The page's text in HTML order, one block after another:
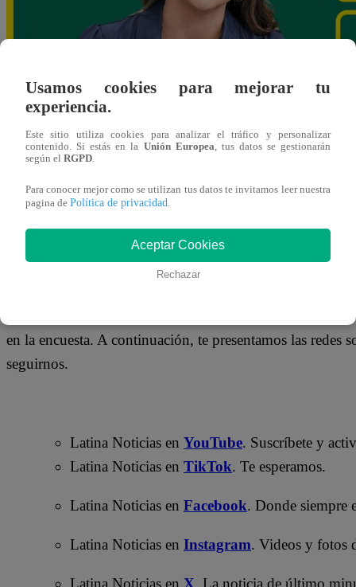
respuesta y da clic en ella para participar. Recuerda que
en la encuesta. A continuación, te presentamos las redes
seguirnos.
Latina Noticias en YouTube. Suscríbete y
Latina Noticias en TikTok. Te esperamos.
Latina Noticias en Facebook. Donde siempre
Latina Noticias en Instagram. Videos y fotos
Latina Noticias en X . La noticia de último
Usamos cookies para mejorar tu
experiencia.
Este sitio utiliza cookies para analizar el tráfico y personalizar
contenido. Si estás en la Unión Europea, tus datos se gestionarán
según el RGPD.
Para conocer mejor como se utilizan tus datos te invitamos leer nuestra
pagina de Política de privacidad.
Aceptar Cookies
Rechazar